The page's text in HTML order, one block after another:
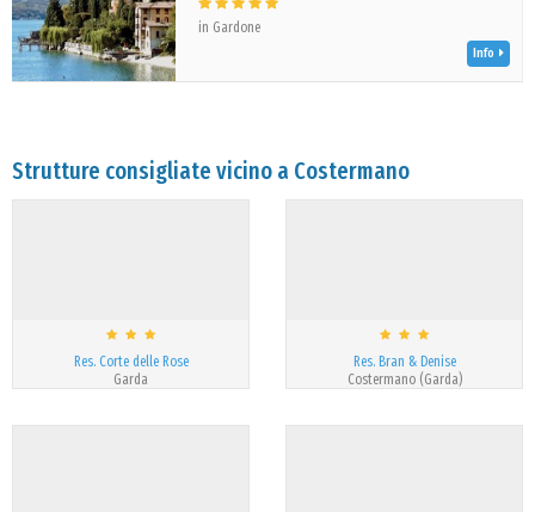
in Gardone
Info
Strutture consigliate vicino a Costermano
Res. Corte delle Rose
Garda
Res. Bran & Denise
Costermano (Garda)